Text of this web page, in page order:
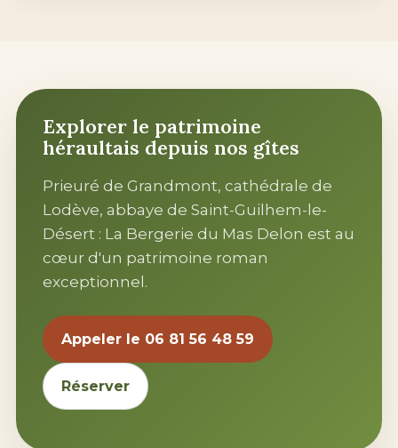
Explorer le patrimoine
héraultais depuis nos gîtes
Prieuré de Grandmont, cathédrale de
Lodève, abbaye de Saint-Guilhem-le-
Désert : La Bergerie du Mas Delon est au
cœur d'un patrimoine roman
exceptionnel.
Appeler le 06 81 56 48 59
Réserver